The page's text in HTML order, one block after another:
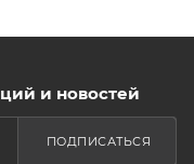
и новостей
ПОДПИСАТЬСЯ